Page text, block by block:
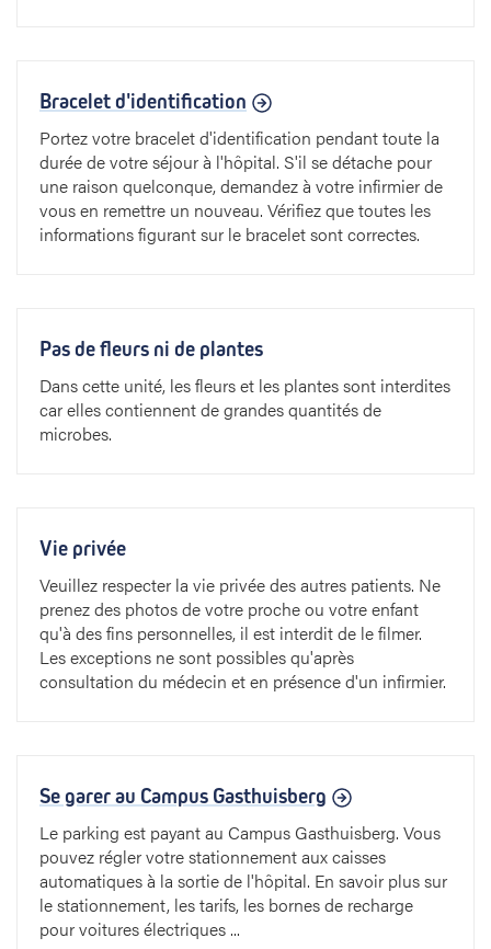
Bracelet d'identification
Portez votre bracelet d'identification pendant toute la
durée de votre séjour à l'hôpital. S'il se détache pour
une raison quelconque, demandez à votre infirmier de
vous en remettre un nouveau. Vérifiez que toutes les
informations figurant sur le bracelet sont correctes.
Pas de fleurs ni de plantes
Dans cette unité, les fleurs et les plantes sont interdites
car elles contiennent de grandes quantités de
microbes.
Vie privée
Veuillez respecter la vie privée des autres patients. Ne
prenez des photos de votre proche ou votre enfant
qu'à des fins personnelles, il est interdit de le filmer.
Les exceptions ne sont possibles qu'après
consultation du médecin et en présence d'un infirmier.
Se garer au Campus Gasthuisberg
Le parking est payant au Campus Gasthuisberg. Vous
pouvez régler votre stationnement aux caisses
automatiques à la sortie de l'hôpital. En savoir plus sur
le stationnement, les tarifs, les bornes de recharge
pour voitures électriques ...